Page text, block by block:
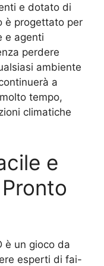
e dotato di
è progettato per
e agenti
perdere
ambiente
a
tempo,
climatiche
e
è un gioco da
esperti di fai-